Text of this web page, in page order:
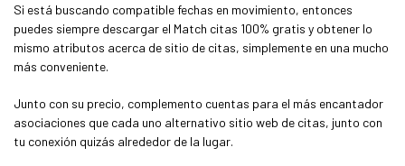
Si está buscando compatible fechas en movimiento, entonces
puedes siempre descargar el Match citas 100% gratis y obtener lo
mismo atributos acerca de sitio de citas, simplemente en una mucho
más conveniente.
Junto con su precio, complemento cuentas para el más encantador
asociaciones que cada uno alternativo sitio web de citas, junto con
tu conexión quizás alrededor de la lugar.